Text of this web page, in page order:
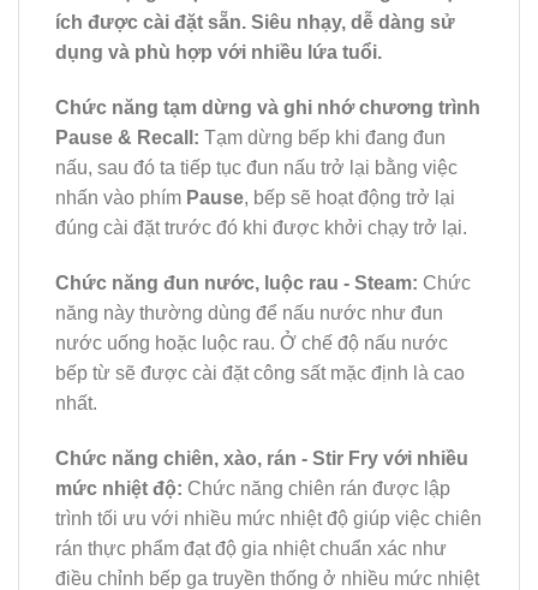
ích được cài đặt sẵn. Siêu nhạy, dễ dàng sử
dụng và phù hợp với nhiều lứa tuổi.
Chức năng tạm dừng và ghi nhớ chương trình
Pause & Recall: Tạm dừng bếp khi đang đun
nấu, sau đó ta tiếp tục đun nấu trở lại bằng việc
nhấn vào phím Pause, bếp sẽ hoạt động trở lại
đúng cài đặt trước đó khi được khởi chạy trở lại.
Chức năng đun nước, luộc rau - Steam: Chức
năng này thường dùng để nấu nước như đun
nước uống hoặc luộc rau. Ở chế độ nấu nước
bếp từ sẽ được cài đặt công sất mặc định là cao
nhất.
Chức năng chiên, xào, rán - Stir Fry với nhiều
mức nhiệt độ: Chức năng chiên rán được lập
trình tối ưu với nhiều mức nhiệt độ giúp việc chiên
rán thực phẩm đạt độ gia nhiệt chuẩn xác như
điều chỉnh bếp ga truyền thống ở nhiều mức nhiệt